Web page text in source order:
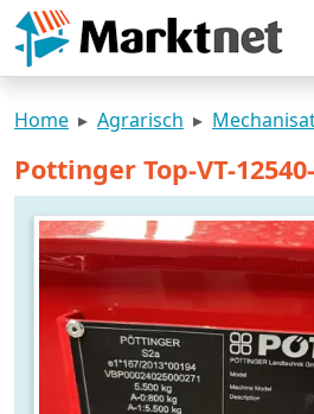
Home Agrarisch
Pottinger Top-VT-